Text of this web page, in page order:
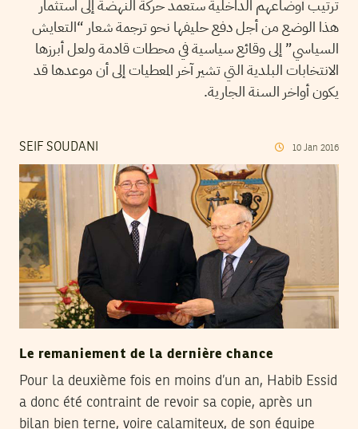
ترتيب أوضاعهم الداخلية ستعمد حركة النهضة إلى استثمار
هذا الوضع من أجل دفع حليفها نحو ترجمة شعار “التعايش
السياسي” إلى وقائع سياسية في محطات قادمة ولعل أبرزها
الانتخابات البلدية التي تشير آخر المعطيات إلى أن موعدها قد
يكون أواخر السنة الجارية.
SEIF SOUDANI 10 Jan 2016
Le remaniement de la dernière chance
Pour la deuxième fois en moins d’un an, Habib Essid
a donc été contraint de revoir sa copie, après un
bilan bien terne, voire calamiteux, de son équipe